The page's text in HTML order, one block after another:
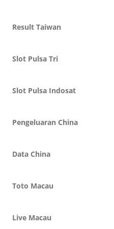
Result Taiwan
Slot Pulsa Tri
Slot Pulsa Indosat
Pengeluaran China
Data China
Toto Macau
Live Macau